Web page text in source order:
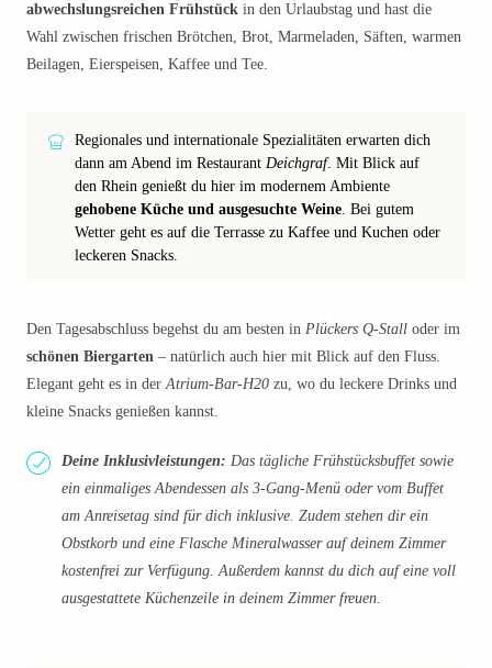
abwechslungsreichen Frühstück in den Urlaubstag und hast die
Wahl zwischen frischen Brötchen, Brot, Marmeladen, Säften, warmen
Beilagen, Eierspeisen, Kaffee und Tee.
Regionales und internationale Spezialitäten erwarten dich
dann am Abend im Restaurant Deichgraf. Mit Blick auf
den Rhein genießt du hier im modernem Ambiente
gehobene Küche und ausgesuchte Weine. Bei gutem
Wetter geht es auf die Terrasse zu Kaffee und Kuchen oder
leckeren Snacks.
Den Tagesabschluss begehst du am besten in Plückers Q-Stall oder im
schönen Biergarten – natürlich auch hier mit Blick auf den Fluss.
Elegant geht es in derAtrium-Bar-H20 zu, wo du leckere Drinks und
kleine Snacks genießen kannst.
Deine Inklusivleistungen: Das tägliche Frühstücksbuffet sowie
ein einmaliges Abendessen als 3-Gang-Menü oder vom Buffet
am Anreisetag sind für dich inklusive. Zudem stehen dir ein
Obstkorb und eine Flasche Mineralwasser auf deinem Zimmer
kostenfrei zur Verfügung. Außerdem kannst du dich auf eine voll
ausgestattete Küchenzeile in deinem Zimmer freuen.